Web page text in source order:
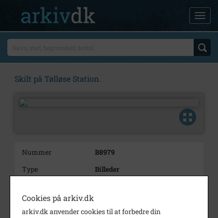
Skilt på Tølløse Station.
Nummer
B8979
Type
Billeder
Periode
Cookies på arkiv.dk
arkiv.dk anvender cookies til at forbedre din